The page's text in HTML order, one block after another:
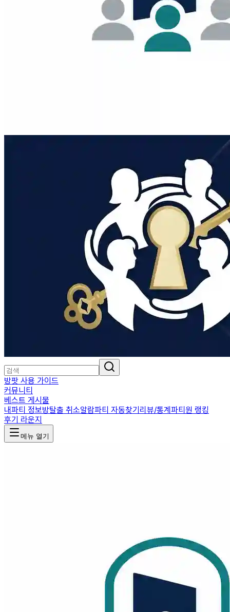
방팟 사용 가이드
커뮤니티
베스트 게시물
내파티 정보방탈출 취소알람파티 자동찾기리뷰/통계파티원 랭킹
후기 라운지
메뉴 열기